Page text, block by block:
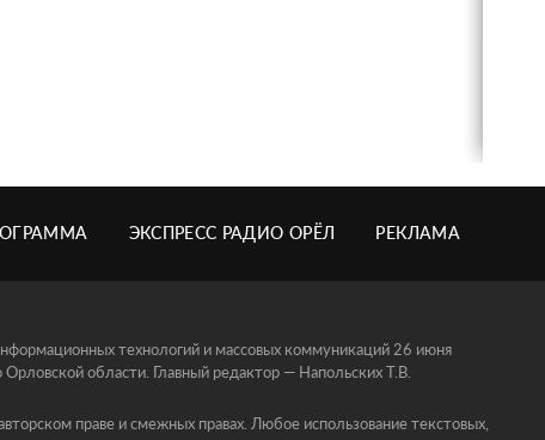
ЭКСПРЕСС РАДИО ОРЁЛ РЕКЛАМА
технологий и массовых коммуникаций 26 июня
области. Главный редактор — Напольских Т.В.
праве и смежных правах. Любое использование текстовых,